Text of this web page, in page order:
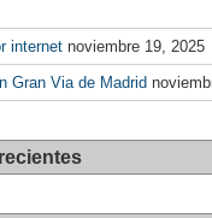
internet noviembre 19, 2025
Gran Via de Madrid